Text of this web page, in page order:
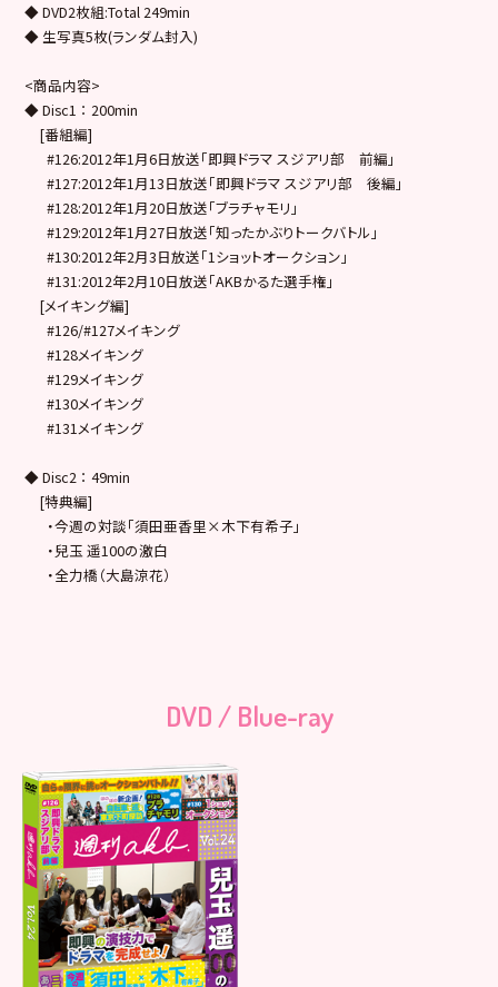
◆ DVD2枚組:Total 249min
◆ 生写真5枚(ランダム封入)
<商品内容>
◆ Disc1 ： 200min
[番組編]
#126:2012年1月6日放送「即興ドラマ スジアリ部 前編」
#127:2012年1月13日放送「即興ドラマ スジアリ部 後編」
#128:2012年1月20日放送「ブラチャモリ」
#129:2012年1月27日放送「知ったかぶりトークバトル」
#130:2012年2月3日放送「1ショットオークション」
#131:2012年2月10日放送「AKBかるた選手権」
[メイキング編]
#126/#127メイキング
#128メイキング
#129メイキング
#130メイキング
#131メイキング
◆ Disc2 ： 49min
[特典編]
・今週の対談「須田亜香里×木下有希子」
・兒玉 遥100の激白
・全力橋（大島涼花）
DVD / Blue-ray